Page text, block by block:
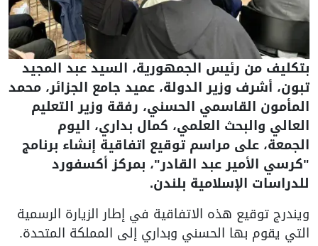
بتكليف من رئيس الجمهورية، السيد عبد المجيد
تبون، أشرف وزير الدولة، عميد جامع الجزائر، محمد
المأمون القاسمي الحسني، رفقة وزير التعليم
العالي والبحث العلمي، كمال بداري، اليوم
الجمعة، على مراسم توقيع اتفاقية إنشاء برنامج
"كرسي الأمير عبد القادر"، بمركز أكسفورد
للدراسات الإسلامية بلندن.
ويندرج توقيع هذه الاتفاقية في إطار الزيارة الرسمية
التي يقوم بها الحسني وبداري إلى المملكة المتحدة.